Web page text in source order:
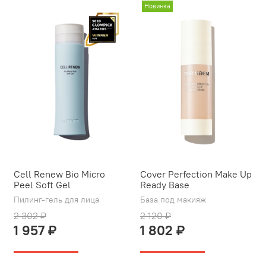
Cell Renew Bio Micro
Peel Soft Gel
Пилинг-гель для лица
2 302 ₽
1 957 ₽
Новинка
Cover Perfection Make Up
Ready Base
База под макияж
2 120 ₽
1 802 ₽